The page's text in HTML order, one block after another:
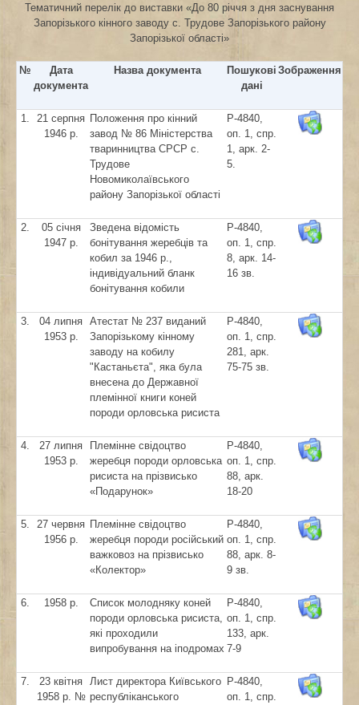
Тематичний перелік до виставки «До 80 річчя з дня заснування
Запорізького кінного заводу с. Трудове Запорізького району
Запорізької області»
№
Дата
документа
Назва документа
Пошукові
дані
Зображення
1.
21 серпня
1946 р.
Положення про кінний
завод № 86 Міністерства
тваринництва СРСР с.
Трудове
Новомиколаївського
району Запорізької області
Р-4840,
оп. 1, спр.
1, арк. 2-
5.
2.
05 січня
1947 р.
Зведена відомість
бонітування жеребців та
кобил за 1946 р.,
індивідуальний бланк
бонітування кобили
Р-4840,
оп. 1, спр.
8, арк. 14-
16 зв.
3.
04 липня
1953 р.
Атестат № 237 виданий
Запорізькому кінному
заводу на кобилу
"Кастаньєта", яка була
внесена до Державної
племінної книги коней
породи орловська рисиста
Р-4840,
оп. 1, спр.
281, арк.
75-75 зв.
4.
27 липня
1953 р.
Племінне свідоцтво
жеребця породи орловська
рисиста на прізвисько
«Подарунок»
Р-4840,
оп. 1, спр.
88, арк.
18-20
5.
27 червня
1956 р.
Племінне свідоцтво
жеребця породи російський
важковоз на прізвисько
«Колектор»
Р-4840,
оп. 1, спр.
88, арк. 8-
9 зв.
6. 1958 р.
Список молодняку коней
породи орловська рисиста,
які проходили
випробування на іподромах
Р-4840,
оп. 1, спр.
133, арк.
7-9
7.
23 квітня
1958 р. №
Лист директора Київського
республіканського
Р-4840,
оп. 1, спр.